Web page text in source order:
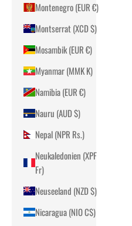
Montenegro (EUR €)
Montserrat (XCD $)
Mosambik (EUR €)
Myanmar (MMK K)
Namibia (EUR €)
Nauru (AUD $)
Nepal (NPR Rs.)
Neukaledonien (XPF
Fr)
Neuseeland (NZD $)
Nicaragua (NIO C$)